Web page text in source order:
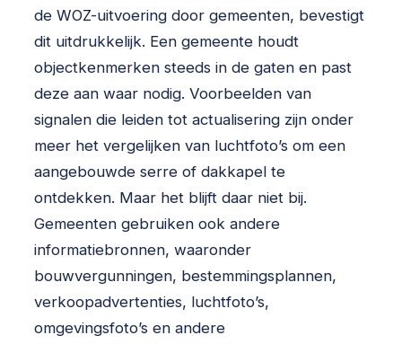
de WOZ-uitvoering door gemeenten, bevestigt
dit uitdrukkelijk. Een gemeente houdt
objectkenmerken steeds in de gaten en past
deze aan waar nodig. Voorbeelden van
signalen die leiden tot actualisering zijn onder
meer het vergelijken van luchtfoto’s om een
aangebouwde serre of dakkapel te
ontdekken. Maar het blijft daar niet bij.
Gemeenten gebruiken ook andere
informatiebronnen, waaronder
bouwvergunningen, bestemmingsplannen,
verkoopadvertenties, luchtfoto’s,
omgevingsfoto’s en andere